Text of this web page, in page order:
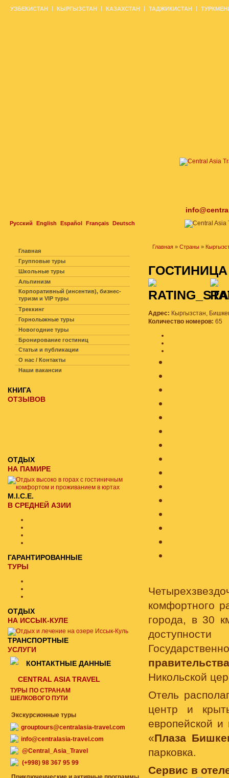
Русский English Español Français Deutsch
УЗБЕКИСТАН КЫРГЫЗСТАН КАЗАХСТАН ТАДЖИКИСТАН
Главная » Страны »
Адрес: Кыргызстан,
Количество номеров: 65
комфортного
города, в 30
правительства
Никольской
Отель
центр и
европейской
«Плаза
парковка.
Сервис в
Главная
Групповые туры
Школьные туры
Альпинизм
Корпоративный (инсентив), бизнес-
туризм и VIP туры
Треккинг
Горнолыжные туры
Новогодние туры
Бронирование гостиниц
Статьи и публикации
О нас / Контакты
Наши вакансии
КНИГА
ОТЗЫВОВ
ОТДЫХ
НА ПАМИРЕ
M.I.C.E.
В СРЕДНЕЙ АЗИИ
ГАРАНТИРОВАННЫЕ
ТУРЫ
ОТДЫХ
НА ИССЫК-КУЛЕ
ТРАНСПОРТНЫЕ
УСЛУГИ
КОНТАКТНЫЕ ДАННЫЕ
CENTRAL ASIA TRAVEL
ТУРЫ ПО СТРАНАМ
ШЕЛКОВОГО ПУТИ
Экскурсионные туры
grouptours@centralasia-travel.com
info@centralasia-travel.com
@Central_Asia_Travel
(+998) 98 367 95 99